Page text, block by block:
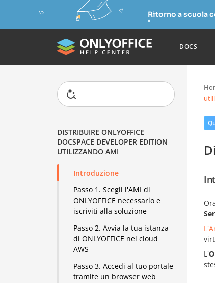
Ritorno a scuola
DOCS
DISTRIBUIRE ONLYOFFICE
DOCSPACE DEVELOPER EDITION
UTILIZZANDO AMI
Introduzione
Passo 1. Scegli l'AMI di
ONLYOFFICE necessario e
iscriviti alla soluzione
Passo 2. Avvia la tua istanza
di ONLYOFFICE nel cloud
AWS
Passo 3. Accedi al tuo portale
tramite un browser web
L'